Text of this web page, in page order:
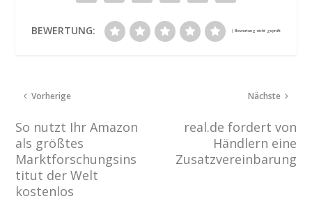
BEWERTUNG:
Vorherige
So nutzt Ihr Amazon
als größtes
Marktforschungsins
titut der Welt
kostenlos
Nächste
real.de fordert von
Händlern eine
Zusatzvereinbarung